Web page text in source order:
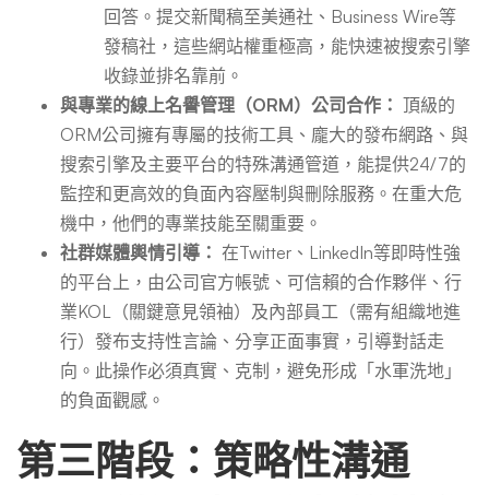
回答。提交新聞稿至美通社、Business Wire等
發稿社，這些網站權重極高，能快速被搜索引擎
收錄並排名靠前。
與專業的線上名譽管理（ORM）公司合作： 頂級的
ORM公司擁有專屬的技術工具、龐大的發布網路、與
搜索引擎及主要平台的特殊溝通管道，能提供24/7的
監控和更高效的負面內容壓制與刪除服務。在重大危
機中，他們的專業技能至關重要。
社群媒體輿情引導： 在Twitter、LinkedIn等即時性強
的平台上，由公司官方帳號、可信賴的合作夥伴、行
業KOL（關鍵意見領袖）及內部員工（需有組織地進
行）發布支持性言論、分享正面事實，引導對話走
向。此操作必須真實、克制，避免形成「水軍洗地」
的負面觀感。
第三階段：策略性溝通